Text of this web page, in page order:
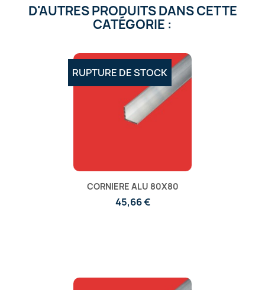
D'AUTRES PRODUITS DANS CETTE
CATÉGORIE :
CORNIERE ALU 80X80
45,66 €
RUPTURE DE STOCK